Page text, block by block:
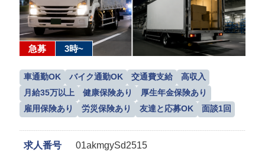
急募 3時~
車通勤OK バイク通勤OK 交通費支給
高収入
月給35万以上
健康保険あり
厚生年金保険あり
雇用保険あり
労災保険あり 友達と応募OK 面談1回
求人番号 01akmgySd2515